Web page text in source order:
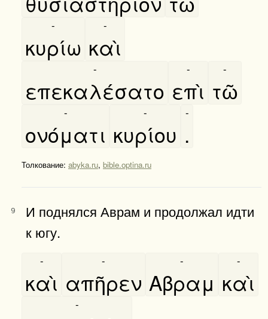
κυρίω
-
καὶ
-
επεκαλέσατο
-
επὶ
-
τῶ
-
ονόματι
-
κυρίου
-
.
-
Толкование: abyka.ru, bible.optina.ru
9
И поднялся Аврам и продолжал идти
к югу.
καὶ
-
απῆρεν
-
Αβραμ
-
καὶ
-
-